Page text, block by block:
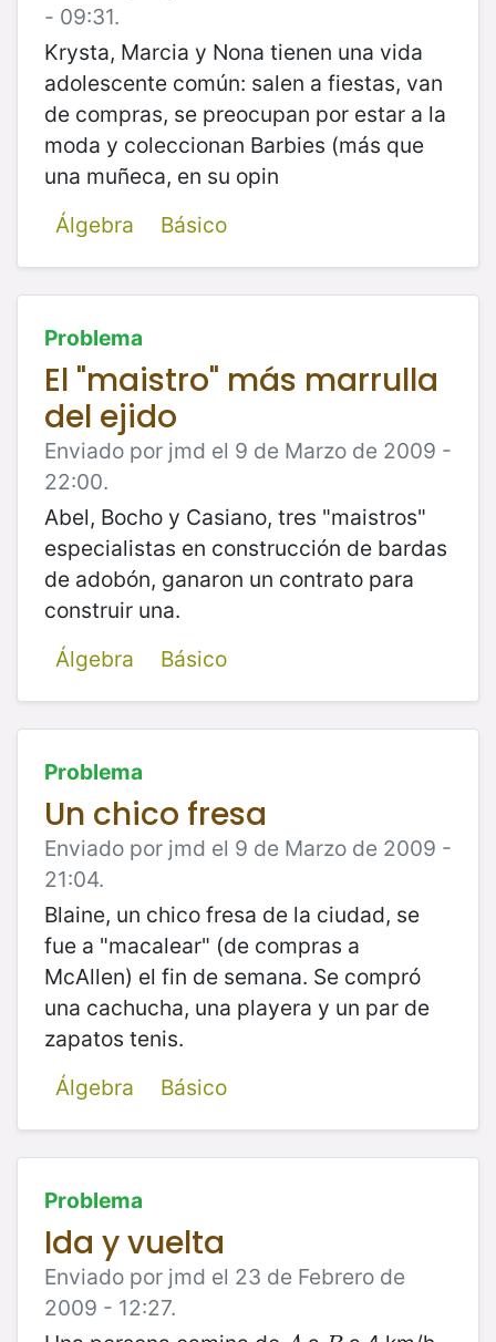
- 09:31.
Krysta, Marcia y Nona tienen una vida
adolescente común: salen a fiestas, van
de compras, se preocupan por estar a la
moda y coleccionan Barbies (más que
una muñeca, en su opin
Álgebra
Básico
Problema
El "maistro" más marrulla
del ejido
Enviado por jmd el 9 de Marzo de 2009 -
22:00.
Abel, Bocho y Casiano, tres "maistros"
especialistas en construcción de bardas
de adobón, ganaron un contrato para
construir una.
Álgebra
Básico
Problema
Un chico fresa
Enviado por jmd el 9 de Marzo de 2009 -
21:04.
Blaine, un chico fresa de la ciudad, se
fue a "macalear" (de compras a
McAllen) el fin de semana. Se compró
una cachucha, una playera y un par de
zapatos tenis.
Álgebra
Básico
Problema
Ida y vuelta
Enviado por jmd el 23 de Febrero de
2009 - 12:27.